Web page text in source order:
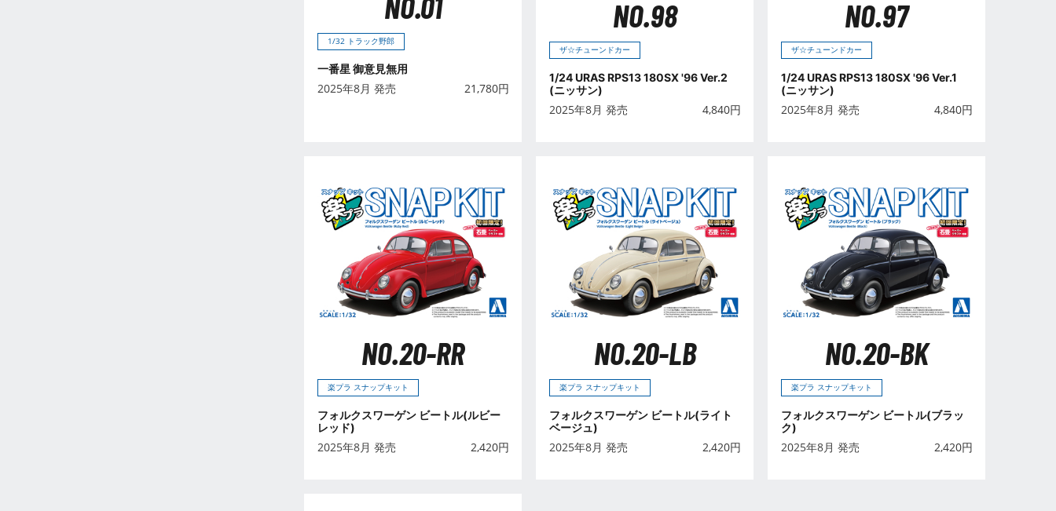
1/32 トラック野郎
一番星 御意見無用
2025年8月 発売 21,780円
NO.98
ザ☆チューンドカー
1/24 URAS RPS13 180SX '96 Ver.2
(ニッサン)
2025年8月 発売 4,840円
NO.97
ザ☆チューンドカー
1/24 URAS RPS13 180SX '96 Ver.1
(ニッサン)
2025年8月 発売 4,840円
NO.20-RR
楽プラ スナップキット
フォルクスワーゲン ビートル(ルビー
レッド)
2025年8月 発売 2,420円
NO.20-LB
楽プラ スナップキット
フォルクスワーゲン ビートル(ライト
ベージュ)
2025年8月 発売 2,420円
NO.20-BK
楽プラ スナップキット
フォルクスワーゲン ビートル(ブラッ
ク)
2025年8月 発売 2,420円